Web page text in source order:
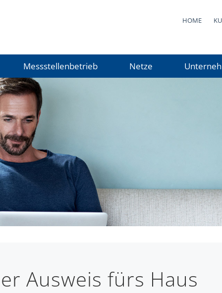
HOME
Messstellenbetrieb Netze
Ausweis fürs Haus